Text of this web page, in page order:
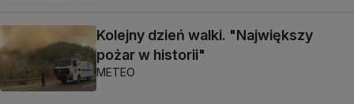
Kolejny dzień walki. "Największy
pożar w historii"
METEO